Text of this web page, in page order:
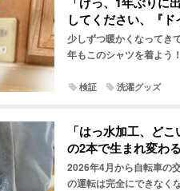
してください、『
少しずつ暖かくなってき
年もこのシャツを着よう
検証 洗濯グッズ
「はっ水加工、ど
の2本で生まれ変わる
2026年4月から自転車の
の運転は完全にできなく